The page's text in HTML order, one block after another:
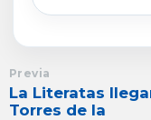
Previa
La Literatas
Torres de la